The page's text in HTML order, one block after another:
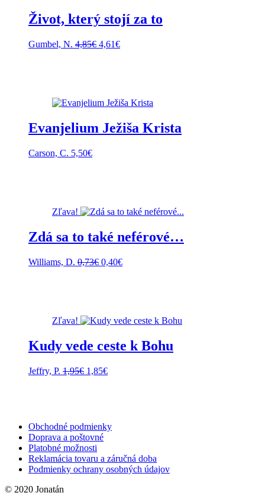
Život, který stojí za to
Gumbel, N. 4,85€ Pôvodná
4,61€Aktuálna
Evanjelium Ježiša Krista
Carson, C. 5,50€
Zľava!
Zdá sa to také neférové…
Williams, D. 0,73€ Pôvodná
0,40€Aktuálna
Zľava!
Kudy vede ceste k Bohu
Jeffry, P. 1,95€ Pôvodná
1,85€Aktuálna
Obchodné podmienky
Doprava a poštovné
Platobné možnosti
Reklamácia tovaru a záručná doba
Podmienky ochrany osobných údajov
© 2020 Jonatán